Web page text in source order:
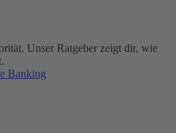
Unser Ratgeber zeigt dir, wie
Banking